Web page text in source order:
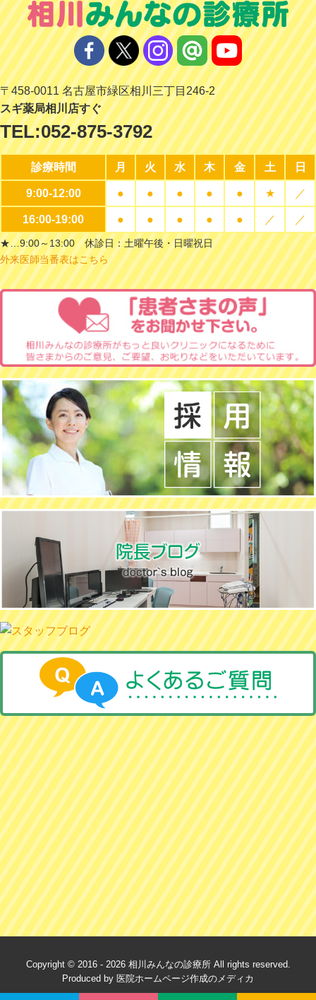
〒458-0011 名古屋市緑区相川三丁目246-2
スギ薬局相川店すぐ
TEL:052-875-3792
診療時間 月 火 水 木 金 土 日
9:00-12:00 ● ● ● ● ● ★ ／
16:00-19:00 ● ● ● ● ● ／ ／
★…9:00～13:00 休診日：土曜午後・日曜祝日
外来医師当番表はこちら
Copyright © 2016 - 2026 相川みんなの診療所 All rights reserved.
Produced by 医院ホームページ作成のメディカ